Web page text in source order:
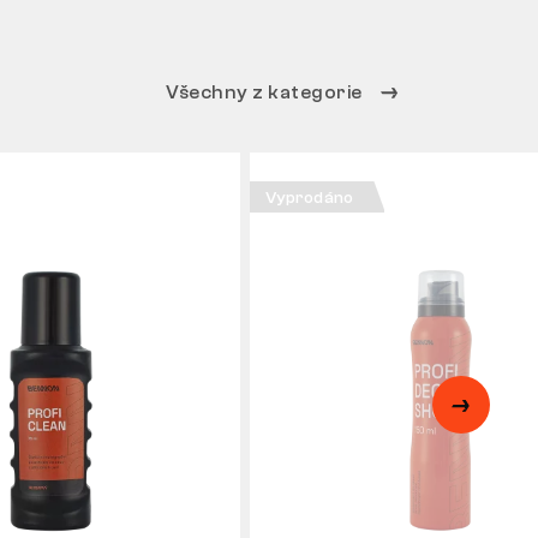
Všechny z kategorie
Vyprodáno